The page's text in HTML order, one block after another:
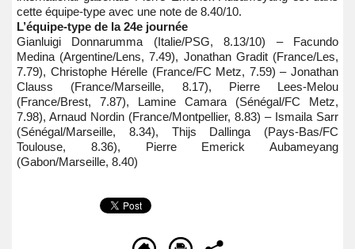
cette équipe-type avec une note de 8.40/10.
L’équipe-type de la 24e journée
Gianluigi Donnarumma (Italie/PSG, 8.13/10) – Facundo
Medina (Argentine/Lens, 7.49), Jonathan Gradit (France/Les,
7.79), Christophe Hérelle (France/FC Metz, 7.59) – Jonathan
Clauss (France/Marseille, 8.17), Pierre Lees-Melou
(France/Brest, 7.87), Lamine Camara (Sénégal/FC Metz,
7.98), Arnaud Nordin (France/Montpellier, 8.83) – Ismaila Sarr
(Sénégal/Marseille, 8.34), Thijs Dallinga (Pays-Bas/FC
Toulouse, 8.36), Pierre Emerick Aubameyang
(Gabon/Marseille, 8.40)